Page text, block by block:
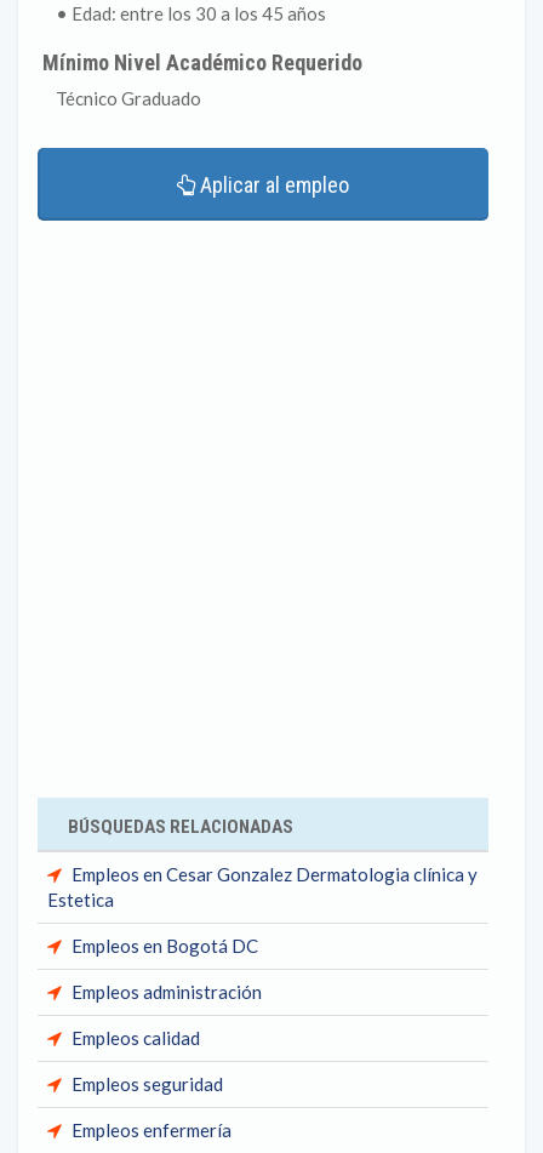
• Edad: entre los 30 a los 45 años
Mínimo Nivel Académico Requerido
Técnico Graduado
Aplicar al empleo
BÚSQUEDAS RELACIONADAS
Empleos en Cesar Gonzalez Dermatologia clínica y
Estetica
Empleos en Bogotá DC
Empleos administración
Empleos calidad
Empleos seguridad
Empleos enfermería